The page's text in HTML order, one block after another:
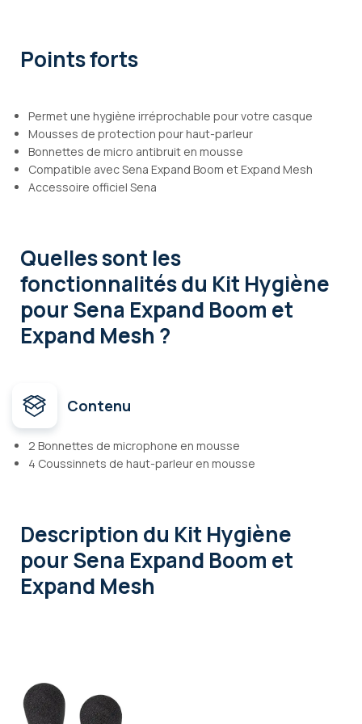
Points forts
Permet une hygiène irréprochable pour votre casque
Mousses de protection pour haut-parleur
Bonnettes de micro antibruit en mousse
Compatible avec Sena Expand Boom et Expand Mesh
Accessoire officiel Sena
Quelles sont les
fonctionnalitésdu Kit Hygiène
pour Sena Expand Boom et
Expand Mesh ?
Contenu
2 Bonnettes de microphone en mousse
4 Coussinnets de haut-parleur en mousse
Description du Kit Hygiène
pour Sena Expand Boom et
Expand Mesh